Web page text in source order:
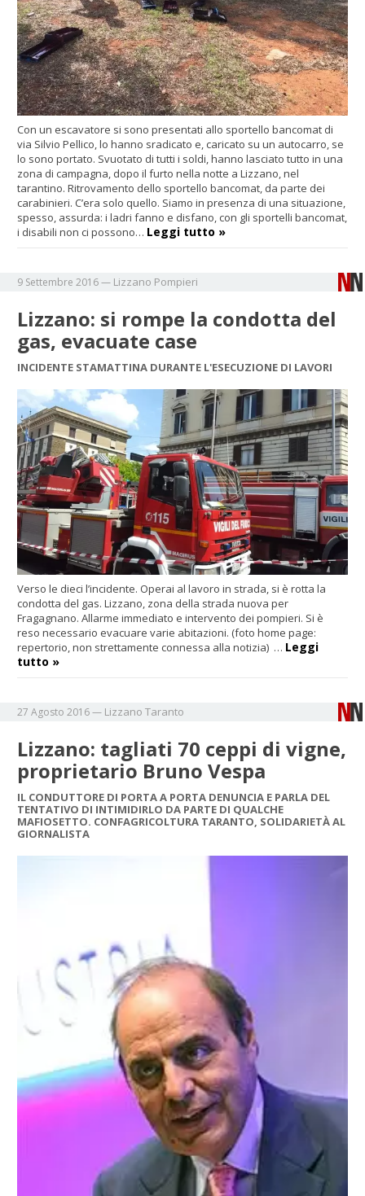
Con un escavatore si sono presentati allo sportello bancomat di
via Silvio Pellico, lo hanno sradicato e, caricato su un autocarro, se
lo sono portato. Svuotato di tutti i soldi, hanno lasciato tutto in una
zona di campagna, dopo il furto nella notte a Lizzano, nel
tarantino. Ritrovamento dello sportello bancomat, da parte dei
carabinieri. C’era solo quello. Siamo in presenza di una situazione,
spesso, assurda: i ladri fanno e disfano, con gli sportelli bancomat,
i disabili non ci possono… Leggi tutto »
9 Settembre 2016— Lizzano Pompieri
Lizzano: si rompe la condotta del
gas, evacuate case
INCIDENTE STAMATTINA DURANTE L'ESECUZIONE DI LAVORI
Verso le dieci l’incidente. Operai al lavoro in strada, si è rotta la
condotta del gas. Lizzano, zona della strada nuova per
Fragagnano. Allarme immediato e intervento dei pompieri. Si è
reso necessario evacuare varie abitazioni. (foto home page:
repertorio, non strettamente connessa alla notizia) … Leggi
tutto »
27 Agosto 2016— Lizzano Taranto
Lizzano: tagliati 70 ceppi di vigne,
proprietario Bruno Vespa
IL CONDUTTORE DI PORTA A PORTA DENUNCIA E PARLA DEL
TENTATIVO DI INTIMIDIRLO DA PARTE DI QUALCHE
MAFIOSETTO. CONFAGRICOLTURA TARANTO, SOLIDARIETÀ AL
GIORNALISTA